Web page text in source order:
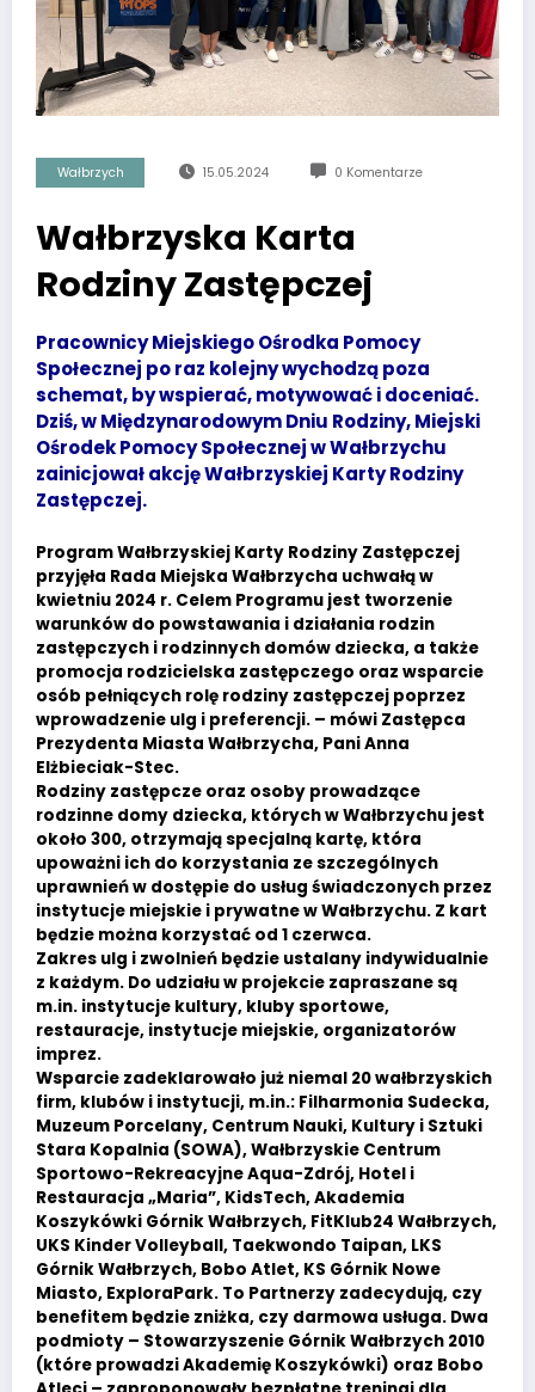
Wałbrzych 15.05.2024 0 Komentarze
Wałbrzyska Karta
Rodziny Zastępczej
Pracownicy Miejskiego Ośrodka Pomocy
Społecznej po raz kolejny wychodzą poza
schemat, by wspierać, motywować i doceniać.
Dziś, w Międzynarodowym Dniu Rodziny, Miejski
Ośrodek Pomocy Społecznej w Wałbrzychu
zainicjował akcję Wałbrzyskiej Karty Rodziny
Zastępczej.
Program Wałbrzyskiej Karty Rodziny Zastępczej
przyjęła Rada Miejska Wałbrzycha uchwałą w
kwietniu 2024 r. Celem Programu jest tworzenie
warunków do powstawania i działania rodzin
zastępczych i rodzinnych domów dziecka, a także
promocja rodzicielska zastępczego oraz wsparcie
osób pełniących rolę rodziny zastępczej poprzez
wprowadzenie ulg i preferencji. – mówi Zastępca
Prezydenta Miasta Wałbrzycha, Pani Anna
Elżbieciak-Stec.
Rodziny zastępcze oraz osoby prowadzące
rodzinne domy dziecka, których w Wałbrzychu jest
około 300, otrzymają specjalną kartę, która
upoważni ich do korzystania ze szczególnych
uprawnień w dostępie do usług świadczonych przez
instytucje miejskie i prywatne w Wałbrzychu. Z kart
będzie można korzystać od 1 czerwca.
Zakres ulg i zwolnień będzie ustalany indywidualnie
z każdym. Do udziału w projekcie zapraszane są
m.in. instytucje kultury, kluby sportowe,
restauracje, instytucje miejskie, organizatorów
imprez.
Wsparcie zadeklarowało już niemal 20 wałbrzyskich
firm, klubów i instytucji, m.in.: Filharmonia Sudecka,
Muzeum Porcelany, Centrum Nauki, Kultury i Sztuki
Stara Kopalnia (SOWA), Wałbrzyskie Centrum
Sportowo-Rekreacyjne Aqua-Zdrój, Hotel i
Restauracja „Maria”, KidsTech, Akademia
Koszykówki Górnik Wałbrzych, FitKlub24 Wałbrzych,
UKS Kinder Volleyball, Taekwondo Taipan, LKS
Górnik Wałbrzych, Bobo Atlet, KS Górnik Nowe
Miasto, ExploraPark. To Partnerzy zadecydują, czy
benefitem będzie zniżka, czy darmowa usługa. Dwa
podmioty – Stowarzyszenie Górnik Wałbrzych 2010
(które prowadzi Akademię Koszykówki) oraz Bobo